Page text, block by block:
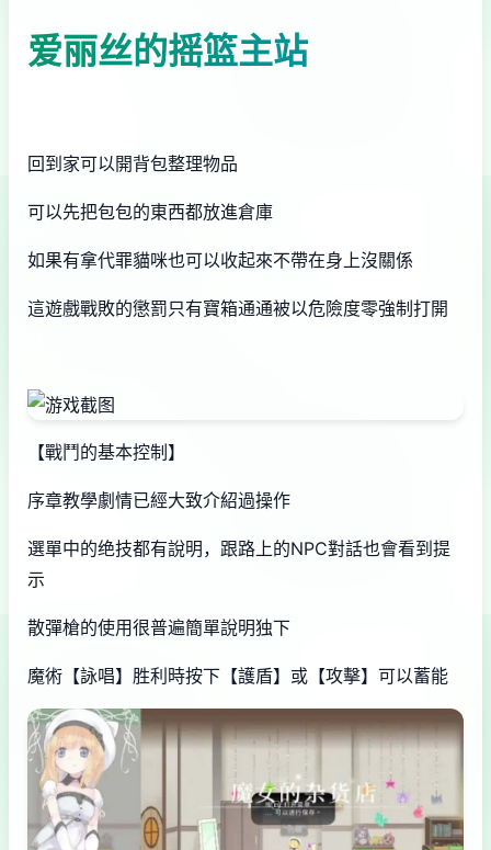
爱丽丝的摇篮主站
回到家可以開背包整理物品
可以先把包包的東西都放進倉庫
如果有拿代罪貓咪也可以收起來不帶在身上沒關係
這遊戲戰敗的懲罰只有寶箱通通被以危險度零強制打開
【戰鬥的基本控制】
序章教學劇情已經大致介紹過操作
選單中的绝技都有說明，跟路上的NPC對話也會看到提
示
散彈槍的使用很普遍簡單說明独下
魔術【詠唱】胜利時按下【護盾】或【攻擊】可以蓄能